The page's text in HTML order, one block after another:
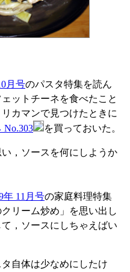
月号のパスタ特集を読ん
ットチーネを食べたこと
カマンで見つけたときに
No.303
を買っておいた。
，ソースを何にしようか
年 11月号の家庭料理特集
リーム炒め」を思い出し
，ソースにしちゃえばい
自体は少なめにしたけ